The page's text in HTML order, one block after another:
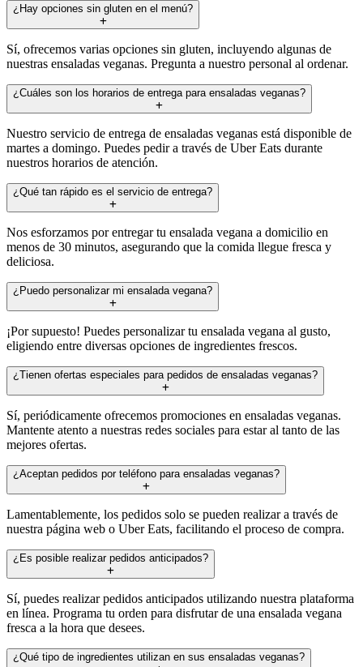
¿Hay opciones sin gluten en el menú?
Sí, ofrecemos varias opciones sin gluten, incluyendo algunas de
nuestras ensaladas veganas. Pregunta a nuestro personal al ordenar.
¿Cuáles son los horarios de entrega para ensaladas veganas?
Nuestro servicio de entrega de ensaladas veganas está disponible de
martes a domingo. Puedes pedir a través de Uber Eats durante
nuestros horarios de atención.
¿Qué tan rápido es el servicio de entrega?
Nos esforzamos por entregar tu ensalada vegana a domicilio en
menos de 30 minutos, asegurando que la comida llegue fresca y
deliciosa.
¿Puedo personalizar mi ensalada vegana?
¡Por supuesto! Puedes personalizar tu ensalada vegana al gusto,
eligiendo entre diversas opciones de ingredientes frescos.
¿Tienen ofertas especiales para pedidos de ensaladas veganas?
Sí, periódicamente ofrecemos promociones en ensaladas veganas.
Mantente atento a nuestras redes sociales para estar al tanto de las
mejores ofertas.
¿Aceptan pedidos por teléfono para ensaladas veganas?
Lamentablemente, los pedidos solo se pueden realizar a través de
nuestra página web o Uber Eats, facilitando el proceso de compra.
¿Es posible realizar pedidos anticipados?
Sí, puedes realizar pedidos anticipados utilizando nuestra plataforma
en línea. Programa tu orden para disfrutar de una ensalada vegana
fresca a la hora que desees.
¿Qué tipo de ingredientes utilizan en sus ensaladas veganas?